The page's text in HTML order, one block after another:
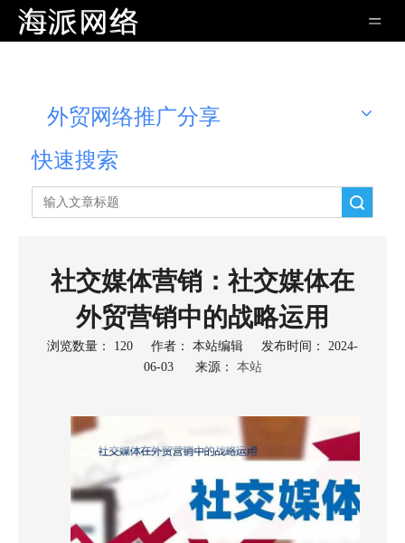
外贸网络推广分享
快速搜索
社交媒体营销：社交媒体在
外贸营销中的战略运用
浏览数量： 120 作者： 本站编辑 发布时间： 2024-
06-03 来源： 本站